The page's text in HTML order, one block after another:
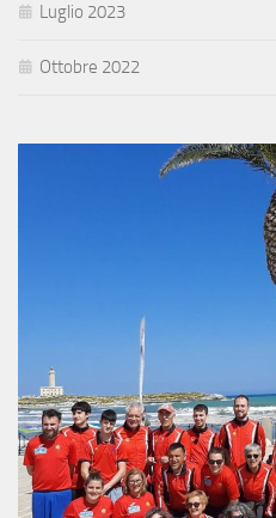
Luglio 2023
Ottobre 2022